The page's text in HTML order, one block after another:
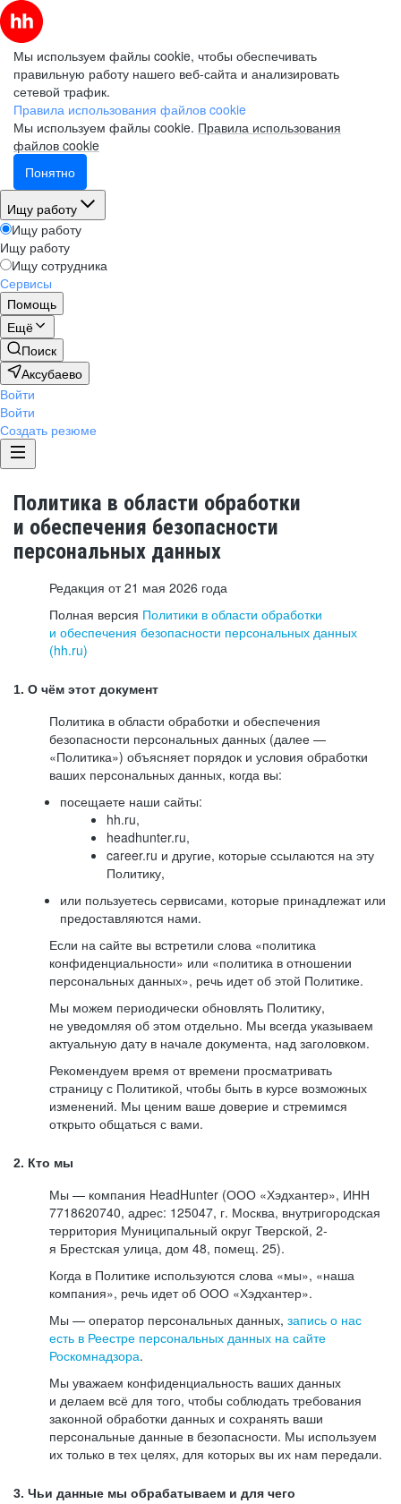
Мы используем файлы cookie, чтобы обеспечивать
правильную работу нашего веб-сайта и анализировать
сетевой трафик.
Правила использования файлов cookie
Мы используем файлы cookie. Правила использования
файлов cookie
Понятно
Ищу работу
Ищу работу
Ищу работу
Ищу сотрудника
Сервисы
Помощь
Ещё
Поиск
Аксубаево
Войти
Войти
Создать резюме
Политика в области обработки
и обеспечения безопасности
персональных данных
Редакция от 21 мая 2026 года
Полная версия Политики в области обработки
и обеспечения безопасности персональных данных
(hh.ru)
1. О чём этот документ
Политика в области обработки и обеспечения
безопасности персональных данных (далее —
«Политика») объясняет порядок и условия обработки
ваших персональных данных, когда вы:
посещаете наши сайты:
hh.ru,
headhunter.ru,
career.ru и другие, которые ссылаются на эту
Политику,
или пользуетесь сервисами, которые принадлежат или
предоставляются нами.
Если на сайте вы встретили слова «политика
конфиденциальности» или «политика в отношении
персональных данных», речь идет об этой Политике.
Мы можем периодически обновлять Политику,
не уведомляя об этом отдельно. Мы всегда указываем
актуальную дату в начале документа, над заголовком.
Рекомендуем время от времени просматривать
страницу с Политикой, чтобы быть в курсе возможных
изменений. Мы ценим ваше доверие и стремимся
открыто общаться с вами.
2. Кто мы
Мы — компания HeadHunter (ООО «Хэдхантер», ИНН
7718620740, адрес: 125047, г. Москва, внутригородская
территория Муниципальный округ Тверской, 2-
я Брестская улица, дом 48, помещ. 25).
Когда в Политике используются слова «мы», «наша
компания», речь идет об ООО «Хэдхантер».
Мы — оператор персональных данных, запись о нас
есть в Реестре персональных данных на сайте
Роскомнадзора.
Мы уважаем конфиденциальность ваших данных
и делаем всё для того, чтобы соблюдать требования
законной обработки данных и сохранять ваши
персональные данные в безопасности. Мы используем
их только в тех целях, для которых вы их нам передали.
3. Чьи данные мы обрабатываем и для чего